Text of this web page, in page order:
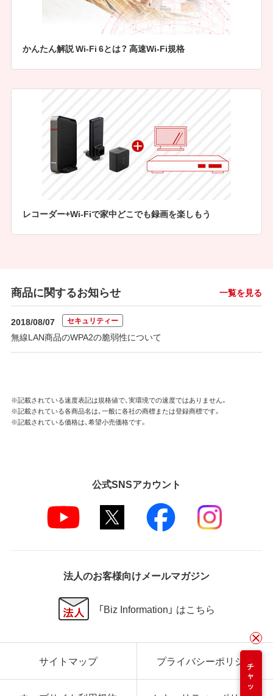
かんたん解説 Wi-Fi 6とは？ 高速Wi-Fi規格
レコーダー+Wi-Fiで家中どこでも録画を楽しもう
商品に関するお知らせ 一覧を見る
2018/08/07 セキュリティー
無線LAN商品のWPA2の脆弱性について
チャット
※記載されている速度表記は規格値で、実環境での速度ではありません。
※記載されている各商品名は、一般に各社の商標または登録商標です。
※記載されている価格は、希望小売価格です。
公式SNSアカウント
法人のお客様向けメールマガジン
「Biz Information」 はこちら
サイトマップ プライバシーポリシー